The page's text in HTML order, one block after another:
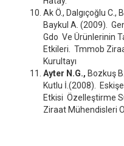
Ak Ö., Dalgıçoğlu C.,
Baykul A. (2009).
Gdo Ve Ürünlerinin
Etkileri. Tmmob
Kurultayı
Ayter N.G., Bozkuş
Kutlu İ.(2008).
Etkisi Özelleştirme
Ziraat Mühendisleri